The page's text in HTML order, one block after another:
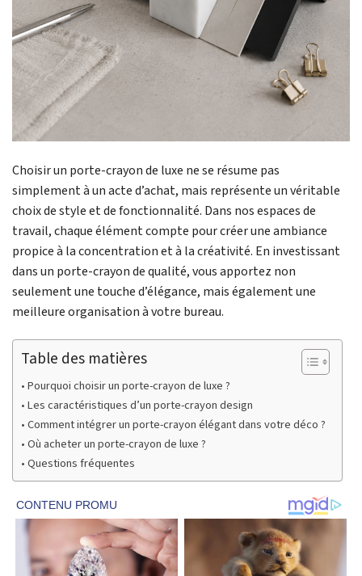
Choisir un porte-crayon de luxe ne se résume pas
simplement à un acte d’achat, mais représente un véritable
choix de style et de fonctionnalité. Dans nos espaces de
travail, chaque élément compte pour créer une ambiance
propice à la concentration et à la créativité. En investissant
dans un porte-crayon de qualité, vous apportez non
seulement une touche d’élégance, mais également une
meilleure organisation à votre bureau.
Table des matières
Pourquoi choisir un porte-crayon de luxe ?
Les caractéristiques d’un porte-crayon design
Comment intégrer un porte-crayon élégant dans votre déco ?
Où acheter un porte-crayon de luxe ?
Questions fréquentes